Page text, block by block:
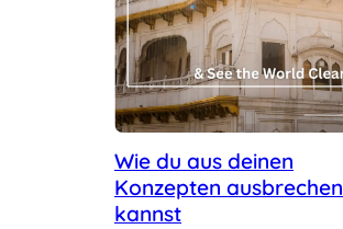
Wie du aus deinen
Konzepten ausbrechen
kannst